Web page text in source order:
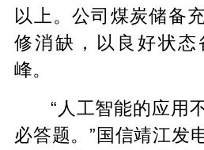
以上。公司煤炭储备
修消缺，以良好状态
峰。
“人工智能的应用
必答题。”国信靖江发